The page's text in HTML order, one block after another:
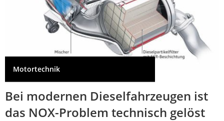
Motortechnik
Bei modernen Dieselfahrzeugen ist
das NOX-Problem technisch gelöst